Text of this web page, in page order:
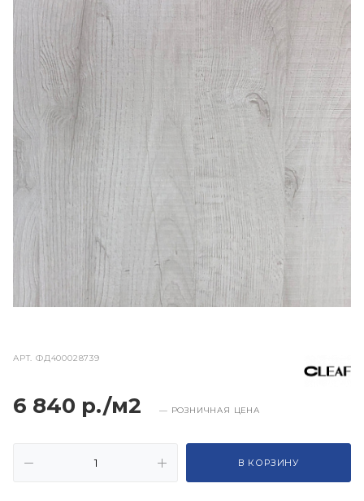
АРТ.ФД400028739
6 840 р./м2 — РОЗНИЧНАЯ ЦЕНА
В КОРЗИНУ